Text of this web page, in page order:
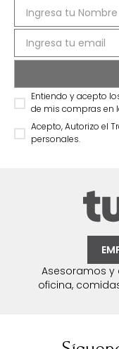
Entiendo y acepto
de mis compras en
Acepto, Autorizo el
personales.
Asesoramos
oficina,